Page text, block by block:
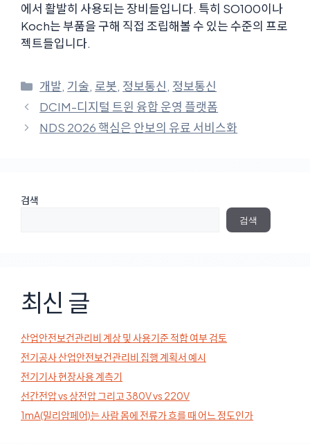
에서 활발히 사용되는 장비들입니다. 특히 SO100이나
Koch는 부품을 구해 직접 조립해볼 수 있는 수준의 프로
젝트들입니다.
카
테
고
리
개발, 기술,로봇, 정보통신, 정보통신
DCIM-디지털 트윈 융합 운영 플랫폼
NDS 2026 핵심은 안보의 유료 서비스화
검색
검색
최신 글
산업안전보건관리비 계상 및 사용기준 적합 여부 검토
전기공사 산업안전보건관리비 집행 계획서 예시
전기기사 현장사용 계측기
선간전압 vs 상전압 그리고 380V vs 220V
1mA(밀리암페어)는 사람 몸에 전류가 흐를 때 어느 정도인가